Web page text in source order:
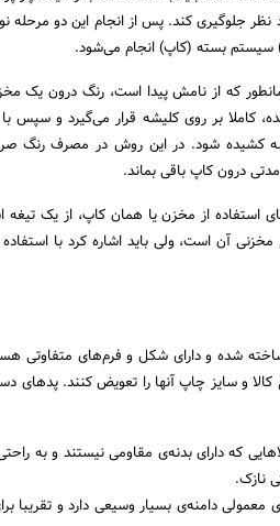
نظر جلوگیری کند. پس از انجام این دو مرحله
سیستم بسته (کاپ) انجام می‌شود.
که از نامش پیدا است، رنگ درون یک
کاملا بر روی کلیشه قرار می‌گیرد و سپس
کشیده شود. در این روش در مصرف رنگ
درون کاپ باقی بماند.
از مخزن یا همان کاپ، از یک تیغه
آن است، ولی باید اشاره کرد با
شده و دارای شکل و فرم‌های متفاوتی
و سایز چاپ آنها را تعویض کنند. پدهای
که دارای بدنه‌ی مقاومی نیستند و به
نازک.
دامنه‌ی بسیار وسیعی دارد و تقریبا